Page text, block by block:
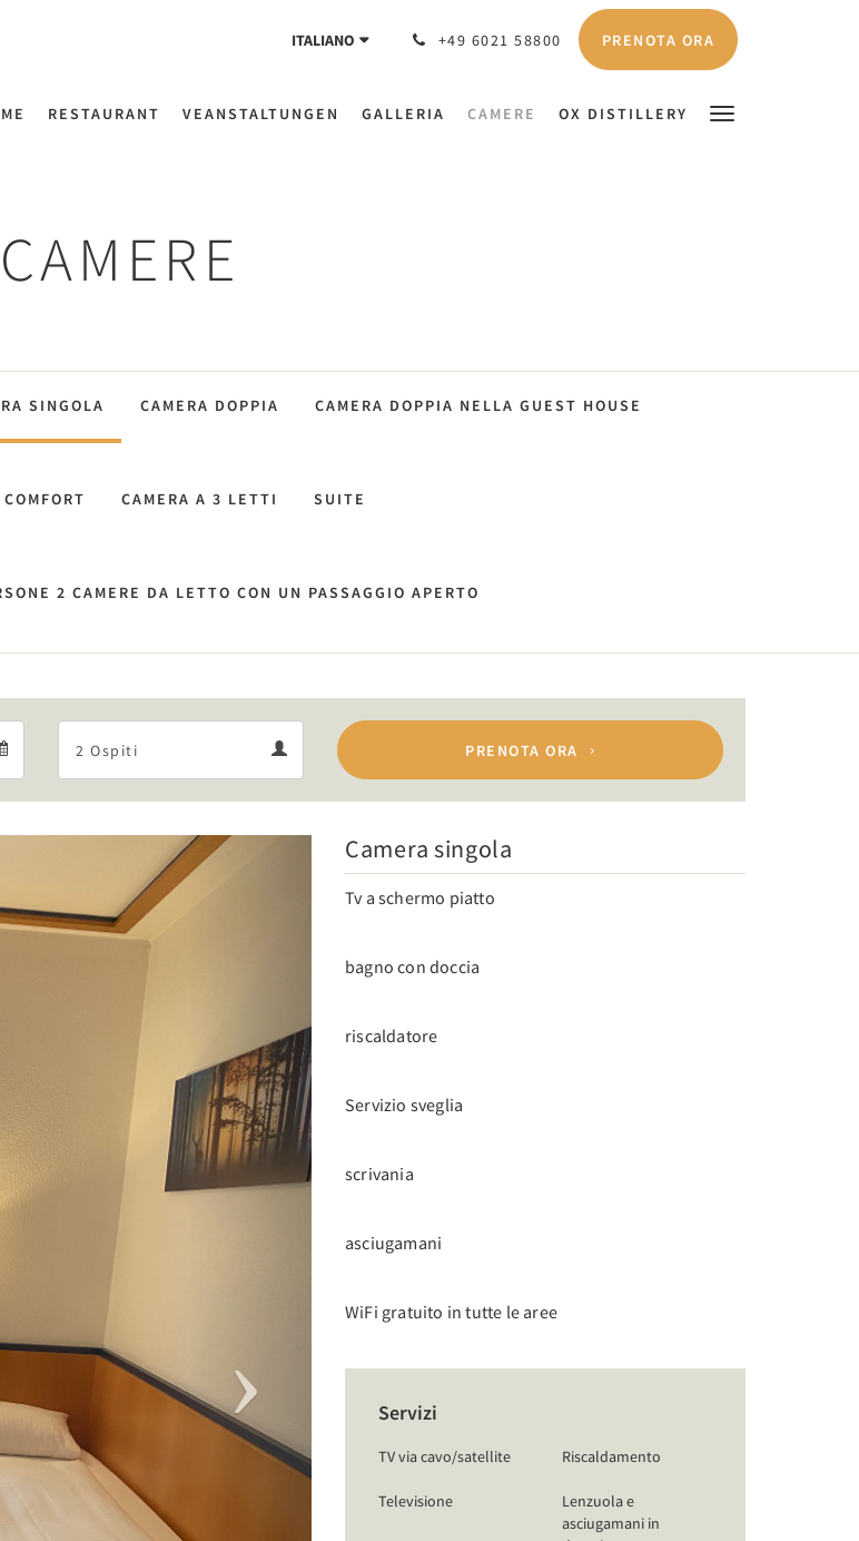
ITALIANO +49 6021 58800 PRENOTA ORA
RESTAURANT VEANSTALTUNGEN GALLERIA CAMERE OX DISTILLERY
CAMERE
SINGOLA CAMERA DOPPIA CAMERA DOPPIA NELLA GUEST HOUSE
CAMERA A 3 LETTI SUITE
2 CAMERE DA LETTO CON UN PASSAGGIO APERTO
PRENOTA ORA
Camera singola
Tv a schermo piatto
bagno con doccia
riscaldatore
Servizio sveglia
scrivania
asciugamani
WiFi gratuito in tutte le aree
Servizi
TV via cavo/satellite Riscaldamento
Televisione
Lenzuola e
asciugamani in